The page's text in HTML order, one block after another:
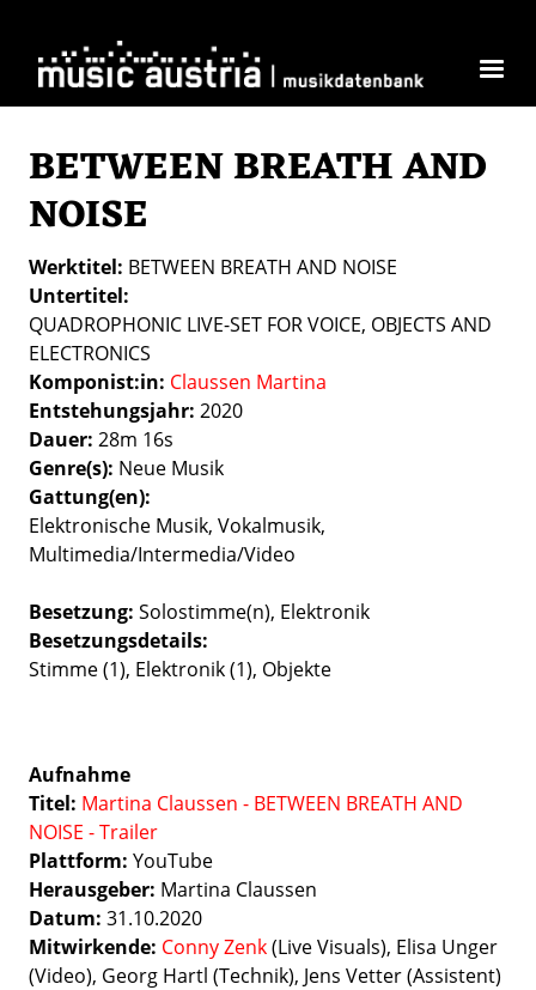
BETWEEN BREATH AND
NOISE
Werktitel BETWEEN BREATH AND NOISE
Untertitel
QUADROPHONIC LIVE-SET FOR VOICE, OBJECTS AND
ELECTRONICS
Komponist:in Claussen Martina
Entstehungsjahr 2020
Dauer 28m 16s
Genre(s) Neue Musik
Gattung(en)
Elektronische Musik Vokalmusik
Multimedia/Intermedia/Video
Besetzung Solostimme(n) Elektronik
Besetzungsdetails
Stimme (1), Elektronik (1), Objekte
Aufnahme
Titel: Martina Claussen - BETWEEN BREATH AND
NOISE - Trailer
Plattform: YouTube
Herausgeber: Martina Claussen
Datum: 31.10.2020
Mitwirkende: Conny Zenk(Live Visuals), Elisa Unger
(Video), Georg Hartl (Technik), Jens Vetter (Assistent)